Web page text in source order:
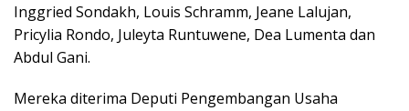
Inggried Sondakh, Louis Schramm, Jeane Lalujan,
Pricylia Rondo, Juleyta Runtuwene, Dea Lumenta dan
Abdul Gani.
Mereka diterima Deputi Pengembangan Usaha